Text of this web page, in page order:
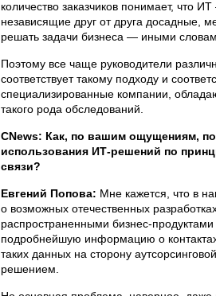
количество заказчиков понимает, что
независящие друг от друга досадные,
решать задачи бизнеса — иными
Поэтому все чаще руководители
соответствует такому подходу и
специализированные компании,
такого рода обследований.
CNews: Как, по вашим ощущениям,
использования ИТ-решений по
связи?
Евгений Попова: Мне кажется, что в
о возможных отечественных
распространенными бизнес-
подробнейшую информацию о
таких данных на сторону
решением.